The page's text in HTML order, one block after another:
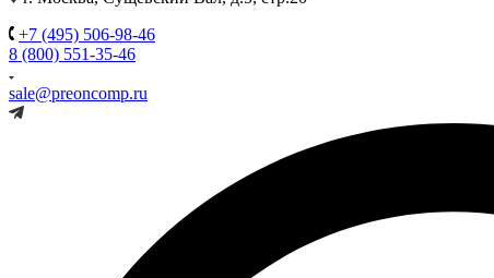
+7 (495) 506-98-46
8 (800) 551-35-46
sale@preoncomp.ru